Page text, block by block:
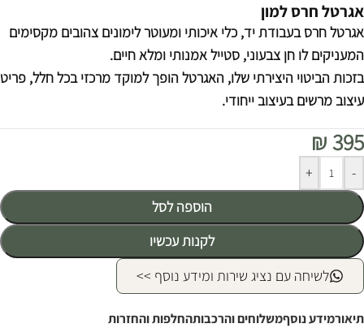
אגרטל חרס למון
אגרטל חרס בעבודת יד, כלי איכותי ומעוטר לימונים צהובים מקסימים
המעניקים לו חן צבעוני, סטייל אמנותי ומלא חיים.
בזכות הביטוי היצירתי שלו, האגרטל הופך למוקד מרכזי בכל חלל, פריט
עיצוב מרשים בעיצוב ייחודי.
₪395
-
+
הוספה לסל
לקנות עכשיו
Alternative:
לשיחה עם נציג שירות ומידע נוסף >>
תיאורמידע נוסףמשלוחים והרכבותהחלפות והחזרות